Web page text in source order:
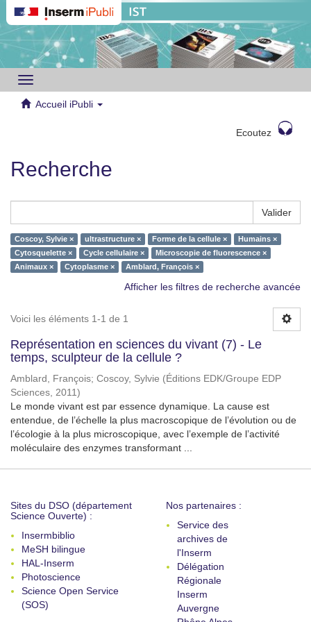
Toggle
navigation
Accueil iPubli
Ecoutez
Recherche
Valider
Coscoy, Sylvie × ultrastructure × Forme de la cellule ×
Humains ×
Cytosquelette ×
Cycle cellulaire ×
Microscopie de fluorescence ×
Animaux ×
Cytoplasme × Amblard, François ×
Afficher les filtres de recherche avancée
Voici les éléments 1-1 de 1
Représentation en sciences du vivant (7) - Le
temps, sculpteur de la cellule ?
Amblard, François; Coscoy, Sylvie (Éditions EDK/Groupe EDP
Sciences, 2011)
Le monde vivant est par essence dynamique. La cause est
entendue, de l’échelle la plus macroscopique de l’évolution ou de
l’écologie à la plus microscopique, avec l’exemple de l’activité
moléculaire des enzymes transformant ...
Sites du DSO (département
Science Ouverte) :
Insermbiblio
MeSH bilingue
HAL-Inserm
Photoscience
Science Open Service
(SOS)
Nos partenaires :
Service des
archives de
l'Inserm
Délégation
Régionale
Inserm
Auvergne